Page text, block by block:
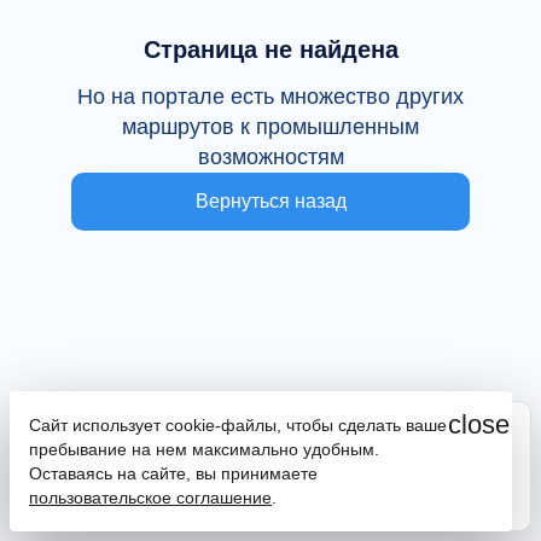
Страница не найдена
Но на портале есть множество других
маршрутов к промышленным
возможностям
Вернуться назад
close
Сайт использует cookie-файлы, чтобы сделать ваше
пребывание на нем максимально удобным.
Оставаясь на сайте, вы принимаете
пользовательское соглашение
Сайт находится в тестовой эксплуатации
В случае наличия ошибок или замечаний просим
сообщить на почтуpromportal@frpkk.ru
написать нам в чатилизаказать обратный звонок